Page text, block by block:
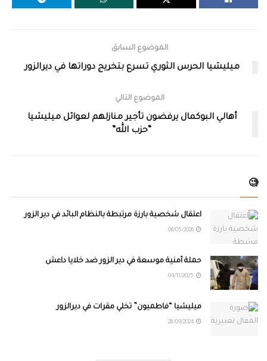
الموضوع السابق
ميليشيا الحرس الثوري تسرع بتخريج دوراتها في ديرالزور
الموضوع التالي
أهالي البوكمال يرفضون تأجير منازلهم لعوائل ميليشيا
“حزب الله”
🧐
اعتقال شخصية بارزة مرتبطة بالنظام البائد في دير الزور
حملة أمنية موسعة في دير الزور ضد خلايا داعش
ميليشيا “فاطميون” تخلي مقرات في ديرالزور